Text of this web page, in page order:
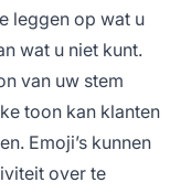
leggen op wat u
wat u niet kunt.
van uw stem
toon kan klanten
Emoji’s kunnen
over te